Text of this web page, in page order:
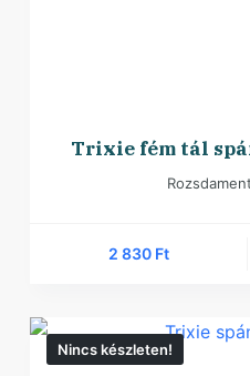
Trixie fém tál
2 830 Ft
Nincs készleten!